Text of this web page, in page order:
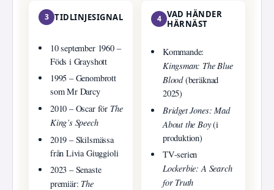
3 TIDLINJESIGNAL
10 september 1960 –
Föds i Grayshott
1995 – Genombrott
som Mr Darcy
2010 – Oscar för The
King’s Speech
2019 – Skilsmässa
från Livia Giuggioli
2023 – Senaste
premiär: The
4 VAD HÄNDER
HÄRNÄST
Kommande:
Kingsman: The Blue
Blood(beräknad
2025)
Bridget Jones: Mad
About the Boy(i
produktion)
TV‑serien
Lockerbie: A Search
for Truth